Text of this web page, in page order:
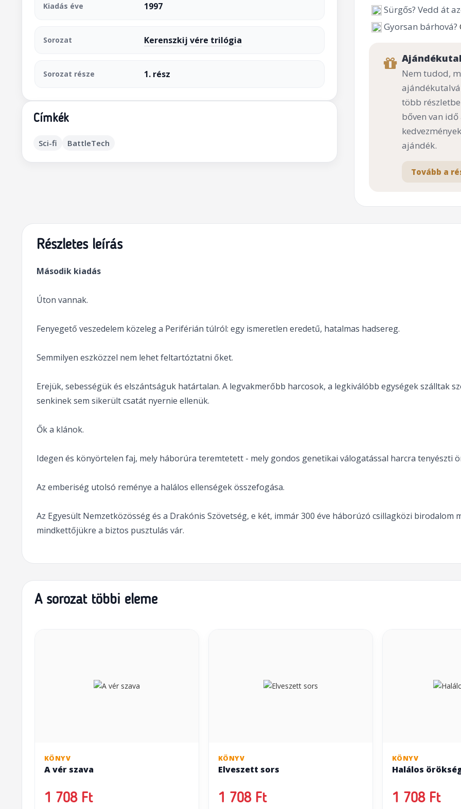
Kiadás éve 1997
Sorozat Kerenszkij vére trilógia
Sorozat része 1. rész
Címkék
Sci-fi BattleTech
Sürgős? Vedd át
Gyorsan bárhová?
Nem tudod,
több
bőven van
ajándék.
Tovább a
Részletes leírás
Második kiadás
Úton vannak.
Fenyegető veszedelem közeleg a Periférián túlról: egy ismeretlen eredetű, hatalmas hadsereg.
Semmilyen eszközzel nem lehet feltartóztatni őket.
Erejük, sebességük és elszántságuk határtalan. A legvakmerőbb harcosok, a legkiválóbb egységek szálltak
senkinek sem sikerült csatát nyernie ellenük.
Ők a klánok.
Idegen és könyörtelen faj, mely háborúra teremtetett - mely gondos genetikai válogatással harcra tenyészti
Az emberiség utolsó reménye a halálos ellenségek összefogása.
Az Egyesült Nemzetközösség és a Drakónis Szövetség, e két, immár 300 éve háborúzó csillagközi birodalom
mindkettőjükre a biztos pusztulás vár.
A sorozat többi eleme
KÖNYV
A vér szava
1 708 Ft
KÖNYV
Elveszett sors
1 708 Ft
KÖNYV
Halálos
1 708 Ft